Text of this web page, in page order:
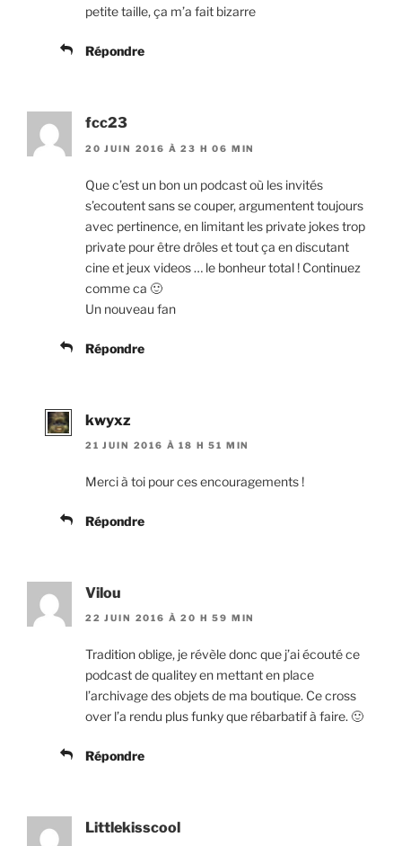
petite taille, ça m’a fait bizarre
Répondre
fcc23
20 JUIN 2016 À 23 H 06 MIN
Que c’est un bon un podcast où les invités
s’ecoutent sans se couper, argumentent toujours
avec pertinence, en limitant les private jokes trop
private pour être drôles et tout ça en discutant
cine et jeux videos … le bonheur total ! Continuez
comme ca 🙂
Un nouveau fan
Répondre
kwyxz
21 JUIN 2016 À 18 H 51 MIN
Merci à toi pour ces encouragements !
Répondre
Vilou
22 JUIN 2016 À 20 H 59 MIN
Tradition oblige, je révèle donc que j’ai écouté ce
podcast de qualitey en mettant en place
l’archivage des objets de ma boutique. Ce cross
over l’a rendu plus funky que rébarbatif à faire. 🙂
Répondre
Littlekisscool